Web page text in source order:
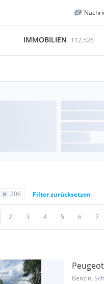
IMMOBILIEN 112.526
206 Filter zurücksetzen
2 3 4 5 6 7
Benzin,